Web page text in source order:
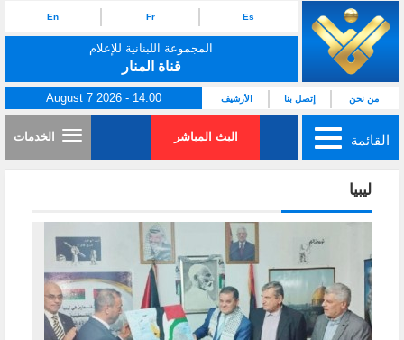
Es
Fr
En
المجموعة اللبنانية للإعلام
قناة المنار
من نحن إتصل بنا الأرشيف August 7 2026 - 14:00
القائمة البث المباشر الخدمات
ليبيا